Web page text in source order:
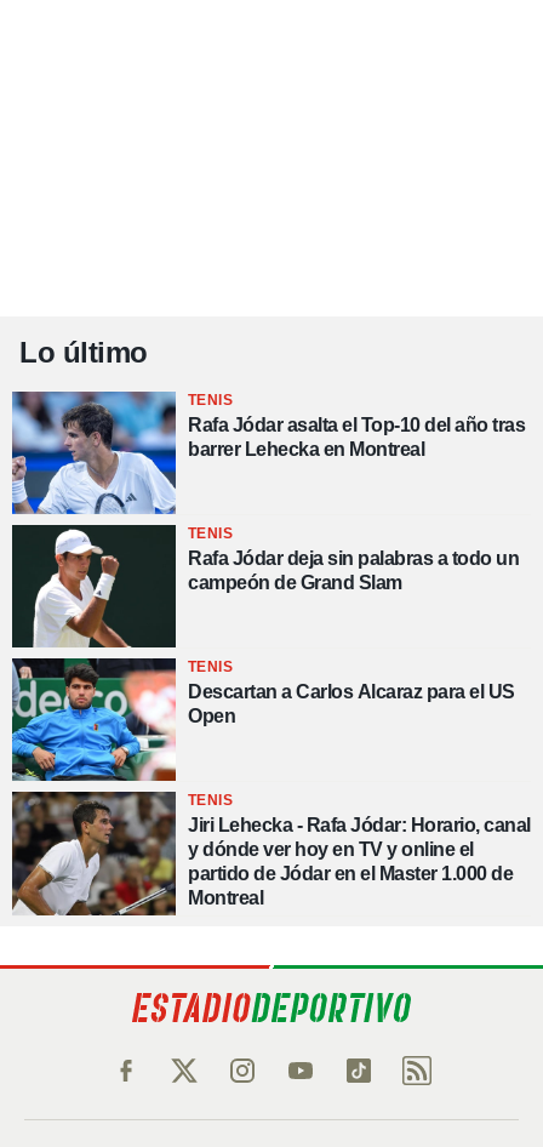
Lo último
TENIS
Rafa Jódar asalta el Top-10 del año tras
barrer Lehecka en Montreal
TENIS
Rafa Jódar deja sin palabras a todo un
campeón de Grand Slam
TENIS
Descartan a Carlos Alcaraz para el US
Open
TENIS
Jiri Lehecka - Rafa Jódar: Horario, canal
y dónde ver hoy en TV y online el
partido de Jódar en el Master 1.000 de
Montreal